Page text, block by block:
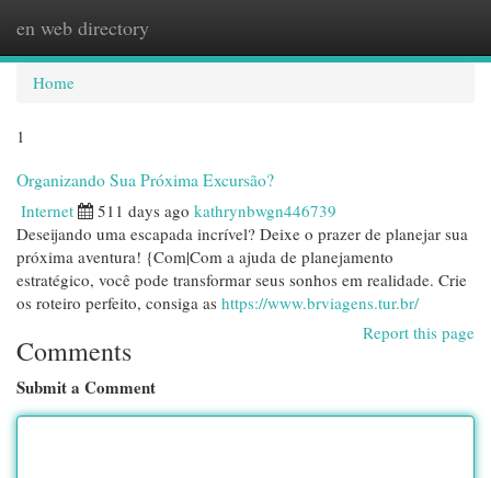
en web directory
Home
1
Organizando Sua Próxima Excursão?
Internet 511 days ago kathrynbwgn446739
Deseijando uma escapada incrível? Deixe o prazer de planejar sua
próxima aventura! {Com|Com a ajuda de planejamento
estratégico, você pode transformar seus sonhos em realidade. Crie
os roteiro perfeito, consiga as https://www.brviagens.tur.br/
Report this page
Comments
Submit a Comment